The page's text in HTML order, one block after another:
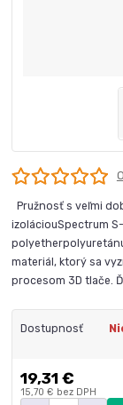
Pružnosť s veľmi
izoláciouSpectrum
materiál, ktorý sa
procesom 3D tlače.
Dostupnosť
19,31 €
15,70 € bez DPH